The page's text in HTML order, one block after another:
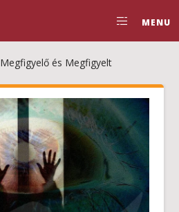
MENU
Megfigyelő és Megfigyelt